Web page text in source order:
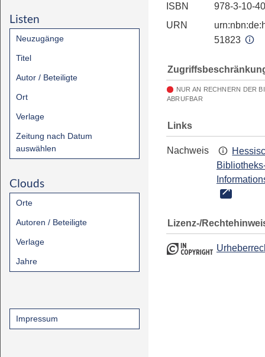
Listen
Neuzugänge
Titel
Autor / Beteiligte
Ort
Verlage
Zeitung nach Datum
auswählen
Clouds
Orte
Autoren / Beteiligte
Verlage
Jahre
Impressum
ISBN
978-3-10-
URN
51823
NUR AN RECHNERN DER
ABRUFBAR
Links
Nachweis
Lizenz-/